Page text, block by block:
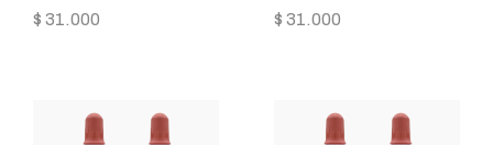
$ 31.000 $ 31.000